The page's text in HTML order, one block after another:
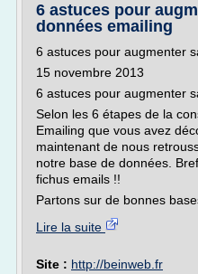
6 astuces pour
données emailing
6 astuces pour augmenter
15 novembre 2013
6 astuces pour augmenter
Selon les 6 étapes de la
Emailing que vous avez
maintenant de nous
notre base de données.
fichus emails !!
Partons sur de bonnes
Lire la suite
Site : http://beinweb.fr